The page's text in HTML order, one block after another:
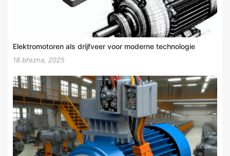
Elektromotoren als drijfveer voor moderne technologie
18 března, 2025